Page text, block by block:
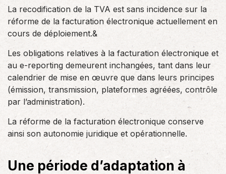
La recodification de la TVA est sans incidence sur la
réforme de la facturation électronique actuellement en
cours de déploiement.&
Les obligations relatives à la facturation électronique et
au e-reporting demeurent inchangées, tant dans leur
calendrier de mise en œuvre que dans leurs principes
(émission, transmission, plateformes agréées, contrôle
par l’administration).
La réforme de la facturation électronique conserve
ainsi son autonomie juridique et opérationnelle.
Une période d’adaptation à